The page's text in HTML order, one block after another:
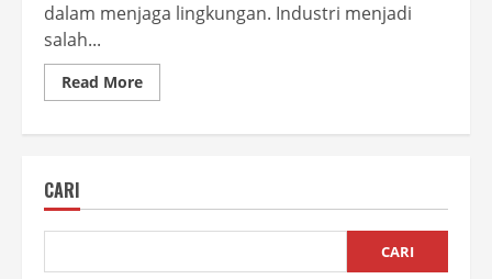
dalam menjaga lingkungan. Industri menjadi
salah...
Read MoreRead
more
Industri,
Loh!
CARI
CARI